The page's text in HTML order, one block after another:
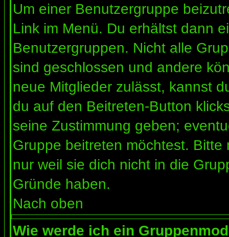
Um einer Benutzergruppe
Link im Menü. Du erhältst dann
Benutzergruppen. Nicht alle
sind geschlossen und andere
neue Mitglieder zulässt, kannst
du auf den Beitreten-Button
seine Zustimmung geben;
Gruppe beitreten möchtest.
nur weil sie dich nicht in die
Gründe haben.
Nach oben
Wie werde ich ein